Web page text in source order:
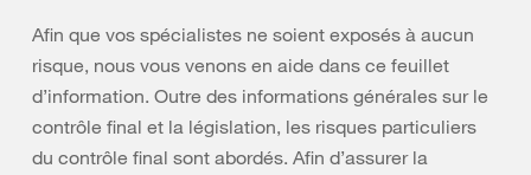
Afin que vos spécialistes ne soient exposés à aucun
risque, nous vous venons en aide dans ce feuillet
d’information. Outre des informations générales sur le
contrôle final et la législation, les risques particuliers
du contrôle final sont abordés. Afin d’assurer la